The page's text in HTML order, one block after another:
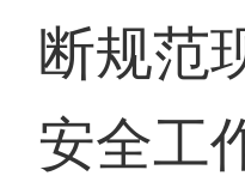
断规范
安全工